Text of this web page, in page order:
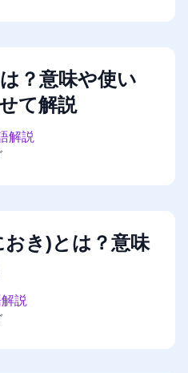
？意味や使い
て解説
解説
おき)とは？意味
説